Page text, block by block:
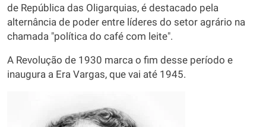
de República das Oligarquias, é destacado pela
alternância de poder entre líderes do setor agrário na
chamada "política do café com leite".
A Revolução de 1930 marca o fim desse período e
inaugura a Era Vargas, que vai até 1945.